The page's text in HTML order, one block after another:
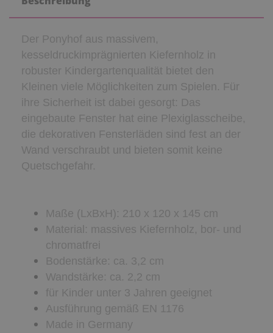
Der Ponyhof aus massivem,
kesseldruckimprägnierten Kiefernholz in
robuster Kindergartenqualität bietet den
Kleinen viele Möglichkeiten zum Spielen. Für
ihre Sicherheit ist dabei gesorgt: Das
eingebaute Fenster hat eine Plexiglasscheibe,
die dekorativen Fensterläden sind fest an der
Wand verschraubt und bieten somit keine
Quetschgefahr.
Maße (LxBxH): 210 x 120 x 145 cm
Material: massives Kiefernholz, bor- und
chromatfrei
Bodenstärke: ca. 3,2 cm
Wandstärke: ca. 2,2 cm
für Kinder unter 3 Jahren geeignet
Ausführung gemäß EN 1176
Made in Germany